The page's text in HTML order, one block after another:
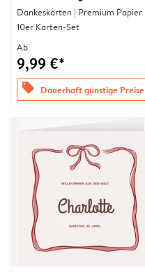
Dankeskarten | Premium Papier
10er Karten-Set
Ab
9,99 €*
offers Dauerhaft günstige Preise